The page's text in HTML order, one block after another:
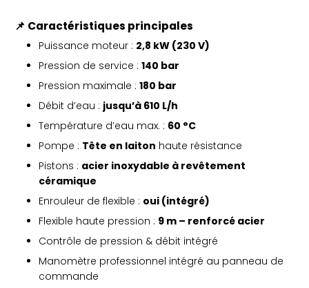
📌 Caractéristiques principales
Puissance moteur : 2,8 kW (230 V)
Pression de service : 140 bar
Pression maximale : 180 bar
Débit d’eau : jusqu’à 610 L/h
Température d’eau max. : 60 °C
Pompe : Tête en laiton haute résistance
Pistons : acier inoxydable à revêtement
céramique
Enrouleur de flexible : oui (intégré)
Flexible haute pression : 9 m – renforcé acier
Contrôle de pression & débit intégré
Manomètre professionnel intégré au panneau de
commande